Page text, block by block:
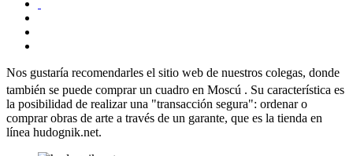
Nos gustaría recomendarles el sitio web de nuestros colegas, donde
también se puede comprar un cuadro en Moscú . Su característica es
la posibilidad de realizar una "transacción segura": ordenar o
comprar obras de arte a través de un garante, que es la tienda en
línea hudognik.net.